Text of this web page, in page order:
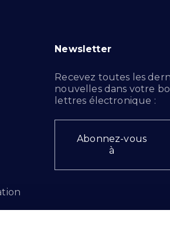
Newsletter
Recevez toutes les
nouvelles dans votre
lettres électronique :
Abonnez-vous
à